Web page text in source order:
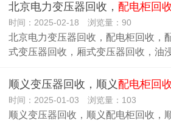
北京电力变压器回收， 配电柜回
时间：2025-02-18 浏览量：90
北京电力变压器回收，配电柜回收，
式变压器回收，厢式变压器回收，油
顺义变压器回收，顺义 配电柜回
时间：2025-01-03 浏览量：103
顺义变压器回收，顺义配电柜回收，